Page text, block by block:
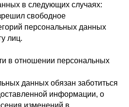
в следующих случаях:
свободное
персональных данных
лиц.
в отношении персональных
данных обязан заботиться
информации, о
изменений в